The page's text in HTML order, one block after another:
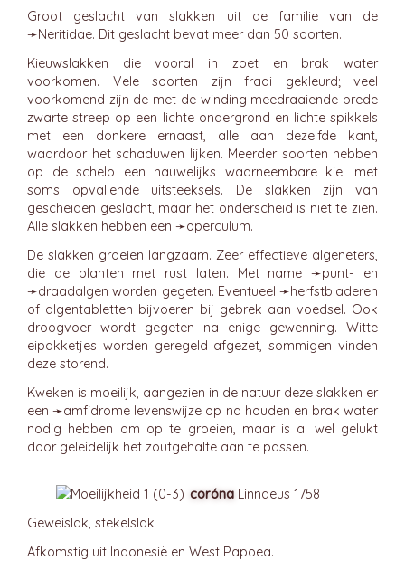
Groot geslacht van slakken uit de familie van de
➛Neritidae. Dit geslacht bevat meer dan 50 soorten.
Kieuwslakken die vooral in zoet en brak water
voorkomen. Vele soorten zijn fraai gekleurd; veel
voorkomend zijn de met de winding meedraaiende brede
zwarte streep op een lichte ondergrond en lichte spikkels
met een donkere ernaast, alle aan dezelfde kant,
waardoor het schaduwen lijken. Meerder soorten hebben
op de schelp een nauwelijks waarneembare kiel met
soms opvallende uitsteeksels. De slakken zijn van
gescheiden geslacht, maar het onderscheid is niet te zien.
Alle slakken hebben een ➛operculum.
De slakken groeien langzaam. Zeer effectieve algeneters,
die de planten met rust laten. Met name ➛punt- en
➛draadalgen worden gegeten. Eventueel ➛herfstbladeren
of algentabletten bijvoeren bij gebrek aan voedsel. Ook
droogvoer wordt gegeten na enige gewenning. Witte
eipakketjes worden geregeld afgezet, sommigen vinden
deze storend.
Kweken is moeilijk, aangezien in de natuur deze slakken er
een ➛amfidrome levenswijze op na houden en brak water
nodig hebben om op te groeien, maar is al wel gelukt
door geleidelijk het zoutgehalte aan te passen.
coróna Linnaeus 1758
Geweislak, stekelslak
Afkomstig uit Indonesië en West Papoea.